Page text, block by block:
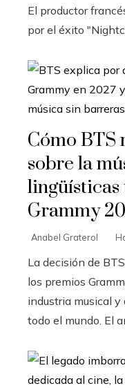
El productor
por el éxito
Cómo BTS
sobre la
lingüísticas
Grammy
Anabel Graterol
La decisión de
los premios
industria musical y
todo el mundo. El